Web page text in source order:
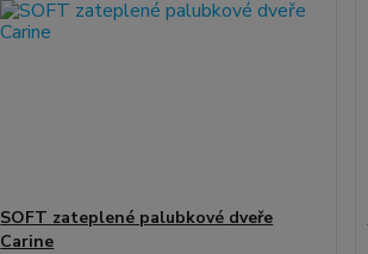
SOFT zateplené palubkové dveře
Carine